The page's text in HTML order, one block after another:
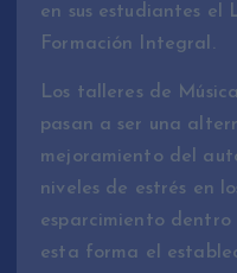
en sus estudiantes el
Formación Integral.
Los talleres de
pasan a ser una
mejoramiento del
niveles de estrés en
esparcimiento dentro
esta forma el